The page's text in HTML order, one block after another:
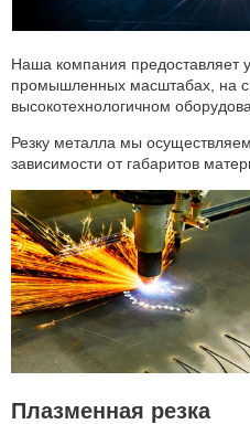
Наша компания предоставляет
промышленных масштабах, на
высокотехнологичном
Резку металла мы
зависимости от габаритов
Плазменная резка